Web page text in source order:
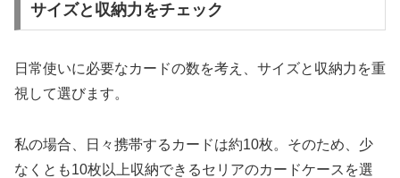
サイズと収納力をチェック
日常使いに必要なカードの数を考え、サイズと収納力を重
視して選びます。
私の場合、日々携帯するカードは約10枚。そのため、少
なくとも10枚以上収納できるセリアのカードケースを選